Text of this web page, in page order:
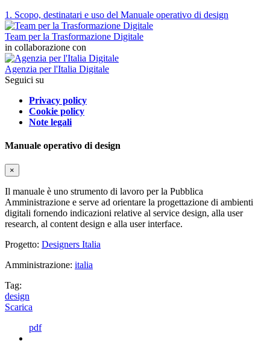
1. Scopo, destinatari e uso del Manuale operativo di design
Team per la Trasformazione Digitale
in collaborazione con
Agenzia per l'Italia Digitale
Seguici su
Privacy policy
Cookie policy
Note legali
Manuale operativo di design
×
Il manuale è uno strumento di lavoro per la Pubblica
Amministrazione e serve ad orientare la progettazione di ambienti
digitali fornendo indicazioni relative al service design, alla user
research, al content design e alla user interface.
Progetto: Designers Italia
Amministrazione: italia
Tag:
design
Scarica
pdf